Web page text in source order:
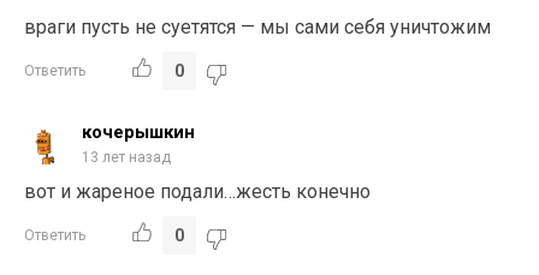
враги пусть не суетятся — мы сами себя уничтожим
Ответить 0
кочерышкин
13 лет назад
вот и жареное подали…жесть конечно
Ответить 0